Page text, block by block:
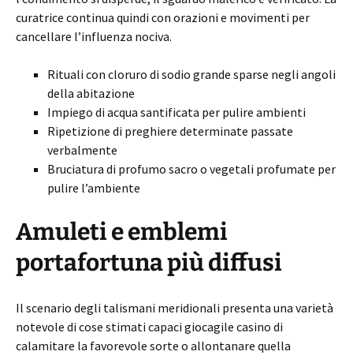
curatrice continua quindi con orazioni e movimenti per
cancellare l’influenza nociva.
Rituali con cloruro di sodio grande sparse negli angoli
della abitazione
Impiego di acqua santificata per pulire ambienti
Ripetizione di preghiere determinate passate
verbalmente
Bruciatura di profumo sacro o vegetali profumate per
pulire l’ambiente
Amuleti e emblemi
portafortuna più diffusi
Il scenario degli talismani meridionali presenta una varietà
notevole di cose stimati capaci giocagile casino di
calamitare la favorevole sorte o allontanare quella